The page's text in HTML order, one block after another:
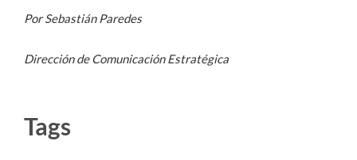
Por Sebastián Paredes
Dirección de Comunicación Estratégica
Tags